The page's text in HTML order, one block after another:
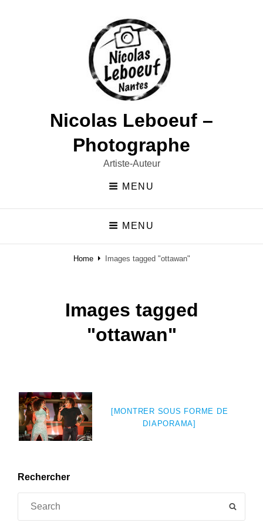
Nicolas Leboeuf –
Photographe
Artiste-Auteur
MENU
MENU
Home Images tagged "ottawan"
Images tagged
"ottawan"
[MONTRER SOUS FORME DE
DIAPORAMA]
Rechercher